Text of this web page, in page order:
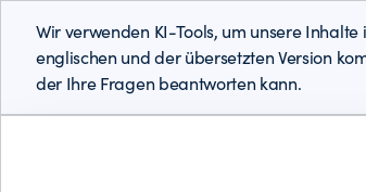
Wir verwenden KI-Tools, um unsere
englischen und der übersetzten Version
der Ihre Fragen beantworten kann.